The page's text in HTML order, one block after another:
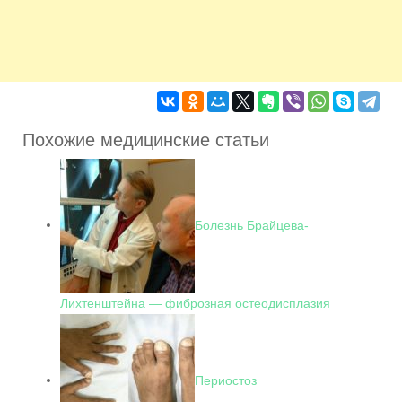
Похожие медицинские статьи
Болезнь Брайцева-
Лихтенштейна — фиброзная остеодисплазия
Периостоз